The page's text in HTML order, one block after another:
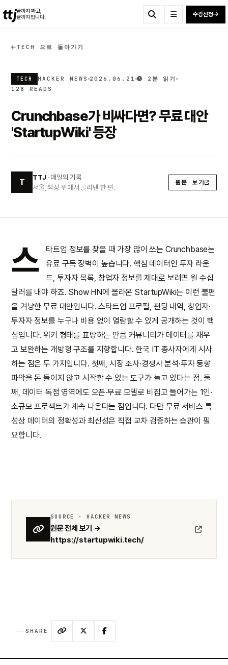
ttj끝까지 짜고,
끝까지 법니다.
수강신청
TECH 으로 돌아가기
TECH HACKER NEWS 2026.06.21
2분 읽기
128 READS
Crunchbase가 비싸다면? 무료 대안
'StartupWiki' 등장
T
TTJ · 매일의 기록
서울, 책상 위에서 골라낸 한 편.
원문 보기
스
타트업 정보를 찾을 때 가장 많이 쓰는 Crunchbase는
유료 구독 장벽이 높습니다. 핵심 데이터인 투자 라운
드, 투자자 목록, 창업자 정보를 제대로 보려면 월 수십
달러를 내야 하죠. Show HN에 올라온 StartupWiki는 이런 불편
을 겨냥한 무료 대안입니다. 스타트업 프로필, 펀딩 내역, 창업자·
투자자 정보를 누구나 비용 없이 열람할 수 있게 공개하는 것이 핵
심입니다. 위키 형태를 표방하는 만큼 커뮤니티가 데이터를 채우
고 보완하는 개방형 구조를 지향합니다. 한국 IT 종사자에게 시사
하는 점은 두 가지입니다. 첫째, 시장 조사·경쟁사 분석·투자 동향
파악을 돈 들이지 않고 시작할 수 있는 도구가 늘고 있다는 점. 둘
째, 데이터 독점 영역에도 오픈·무료 모델로 비집고 들어가는 1인·
소규모 프로젝트가 계속 나온다는 점입니다. 다만 무료 서비스 특
성상 데이터의 정확성과 최신성은 직접 교차 검증하는 습관이 필
요합니다.
SOURCE · HACKER NEWS
원문 전체 보기 →
https://startupwiki.tech/
SHARE